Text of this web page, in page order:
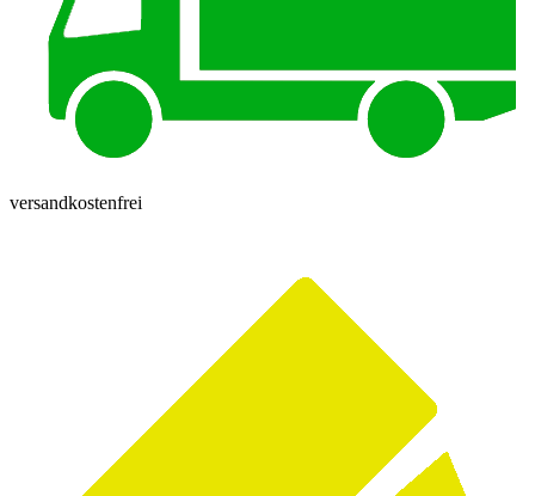
versandkostenfrei